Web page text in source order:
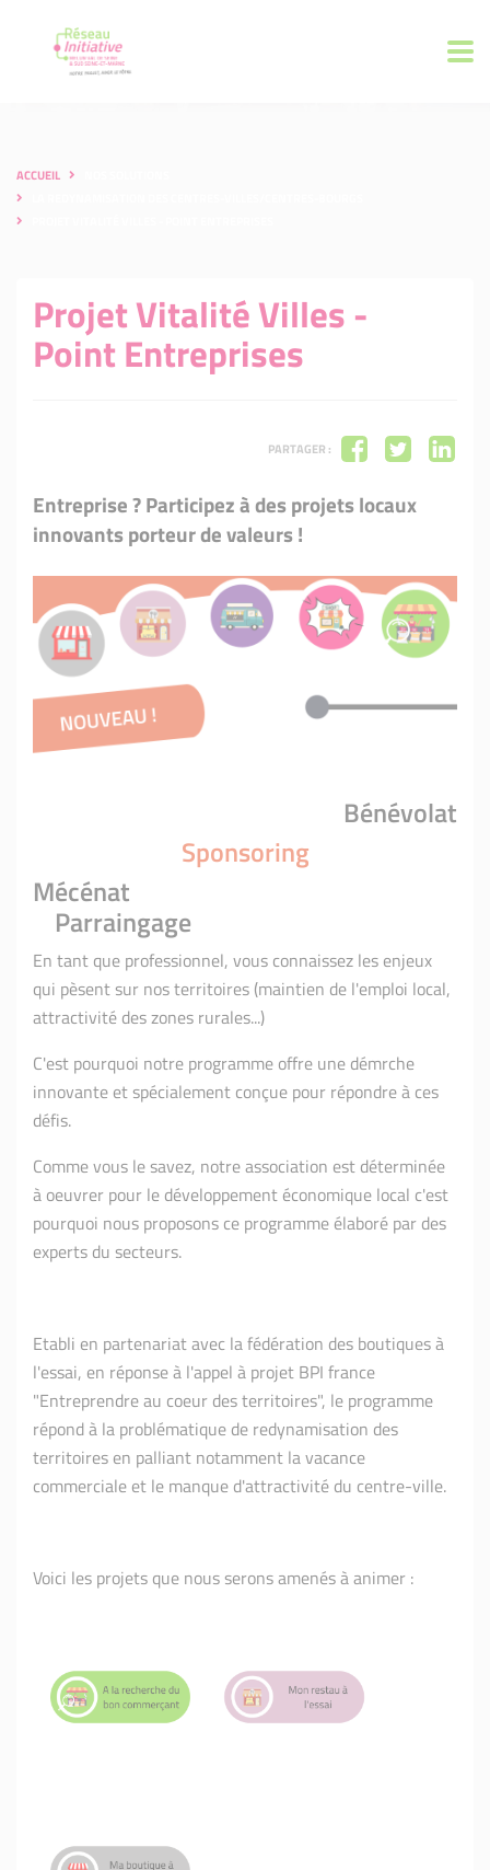
ACCUEIL
Projet Vitalité Villes -
Point Entreprises
PARTAGER :
Entreprise ? Participez à des projets locaux
innovants porteur de valeurs !
Bénévolat
Sponsoring
Mécénat
Parraingage
En tant que professionnel, vous connaissez les enjeux
qui pèsent sur nos territoires (maintien de l'emploi local,
attractivité des zones rurales...)
C'est pourquoi notre programme offre une démrche
innovante et spécialement conçue pour répondre à ces
défis.
Comme vous le savez, notre association est déterminée
à oeuvrer pour le développement économique local c'est
pourquoi nous proposons ce programme élaboré par des
experts du secteurs.
Etabli en partenariat avec la fédération des boutiques à
l'essai, en réponse à l'appel à projet BPI france
"Entreprendre au coeur des territoires", le programme
répond à la problématique de redynamisation des
territoires en palliant notamment la vacance
commerciale et le manque d'attractivité du centre-ville.
Voici les projets que nous serons amenés à animer :